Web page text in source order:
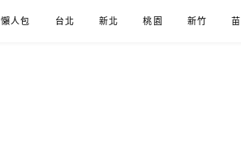
懶人包 台北 新北 桃園 新竹